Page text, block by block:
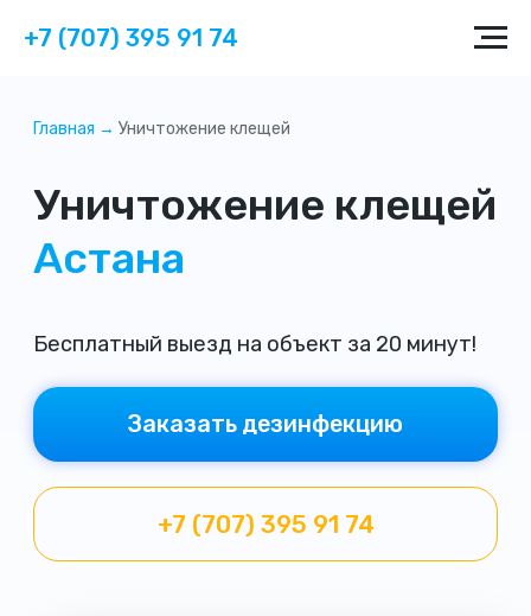
+7 (707) 395 91 74
Уничтожение клещей
Астана
Бесплатный выезд на объект за 20 минут!